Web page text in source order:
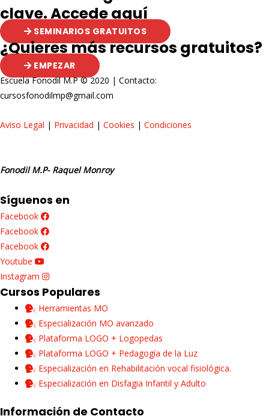
clave. Accede aquí
SEMINARIOS GRATUITOS
¿Quieres más recursos gratuitos?
EMPEZAR
Escuela Fonodil M.P © 2020 | Contacto:
cursosfonodilmp@gmail.com
Aviso Legal | Privacidad | Cookies | Condiciones
Fonodil M.P- Raquel Monroy
Síguenos en
Facebook
Facebook
Facebook
Youtube
Instagram
Cursos Populares
Herramientas MO
Especialización MO avanzado
Plataforma LOGO + Logopedas
Plataforma LOGO + Pedagogía de la Luz
Especialización en Rehabilitación vocal fisiológica.
Especialización en Disfagia Infantil y Adulto
Información de Contacto